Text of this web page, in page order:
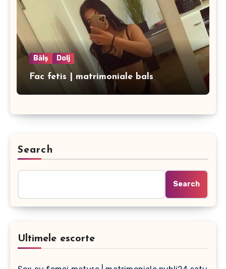
Bălș Dolj
Fac fetis | matrimoniale bals
Search
Search
Ultimele escorte